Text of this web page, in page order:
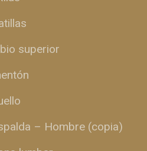
superior
– Hombre (copia)